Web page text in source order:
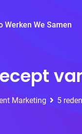
Werken We Samen
Marketing 5